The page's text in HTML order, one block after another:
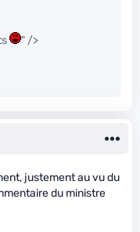
" />
justement au vu du
du ministre